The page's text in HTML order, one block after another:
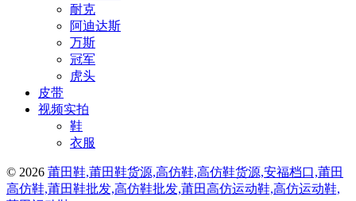
耐克
阿迪达斯
万斯
冠军
虎头
皮带
视频实拍
鞋
衣服
© 2026 莆田鞋,莆田鞋货源,高仿鞋,高仿鞋货源,安福档口,莆田
高仿鞋,莆田鞋批发,高仿鞋批发,莆田高仿运动鞋,高仿运动鞋,